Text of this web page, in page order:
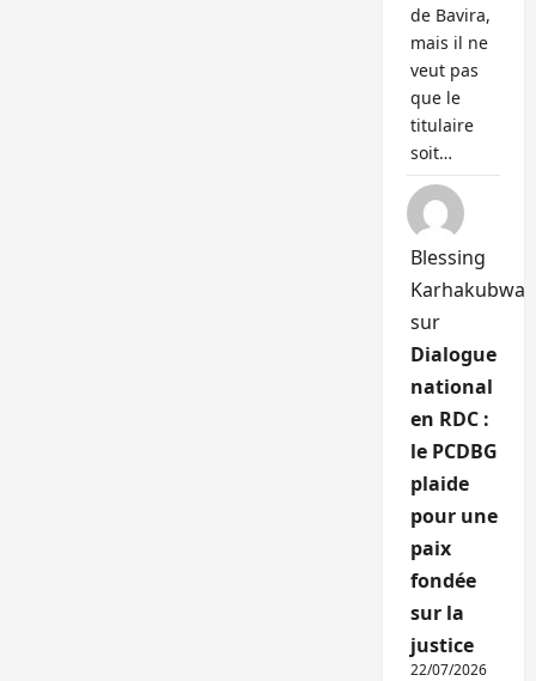
de Bavira,
mais il ne
veut pas
que le
titulaire
soit…
Blessing
Karhakubwa
sur
Dialogue
national
en RDC :
le PCDBG
plaide
pour une
paix
fondée
sur la
justice
22/07/2026